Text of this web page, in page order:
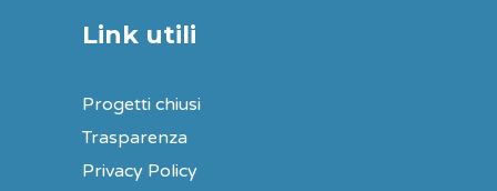
Link utili
Progetti chiusi
Trasparenza
Privacy Policy